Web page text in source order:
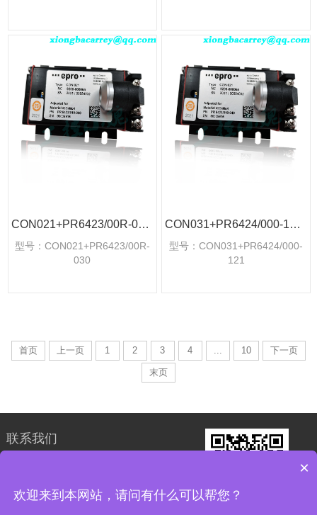
CON021+PR6423/00R-030工业传感器探头
型号：CON021+PR6423/00R-
030
CON031+PR6424/000-121工业传感器探头应用
型号：CON031+PR6424/000-
121
首页 上一页 1 2 3 4 10 下一页
末页
联系我们
24小时在线
×
欢迎来到本网站，请问有什么可以帮您？